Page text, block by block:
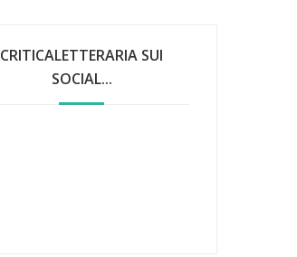
CRITICALETTERARIA SUI
SOCIAL...